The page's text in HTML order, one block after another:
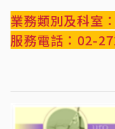
業務類別及科室
服務電話：02-